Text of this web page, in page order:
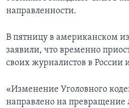
направленности.
В пятницу в американском
заявили, что временно
своих журналистов в России
«Изменение Уголовного
направлено на превращение